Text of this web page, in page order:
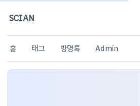
SCIAN
홈 태그 방명록 Admin